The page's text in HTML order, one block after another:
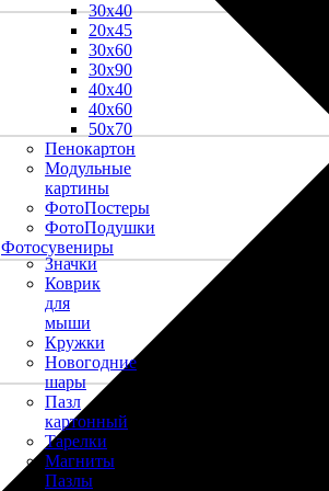
30х40
20х45
30х60
30х90
40х40
40х60
50х70
Пенокартон
Модульные
картины
ФотоПостеры
ФотоПодушки
Фотоcувениры
Значки
Коврик
для
мыши
Кружки
Новогодние
шары
Пазл
картонный
Тарелки
Магниты
Пазлы